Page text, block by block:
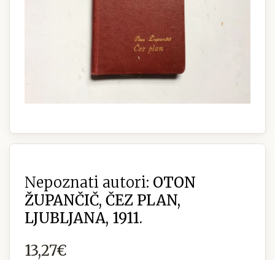
Nepoznati autori: OTON
ŽUPANČIČ, ČEZ PLAN,
LJUBLJANA, 1911.
13,27€